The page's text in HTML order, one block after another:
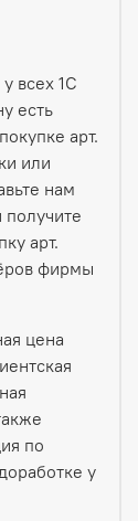
всех 1С
есть
арт.
или
нам
арт.
фирмы
цена
по
у